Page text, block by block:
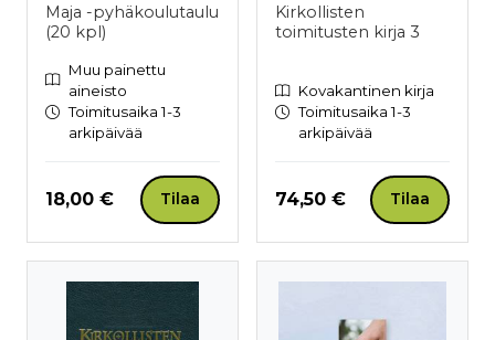
Maja -pyhäkoulutaulu
(20 kpl)
Muu painettu
aineisto
Toimitusaika 1-3
arkipäivää
Hinta nyt
18,00 € Tilaa
Kirkollisten
toimitusten kirja 3
Kovakantinen kirja
Toimitusaika 1-3
arkipäivää
Hinta nyt
74,50 € Tilaa